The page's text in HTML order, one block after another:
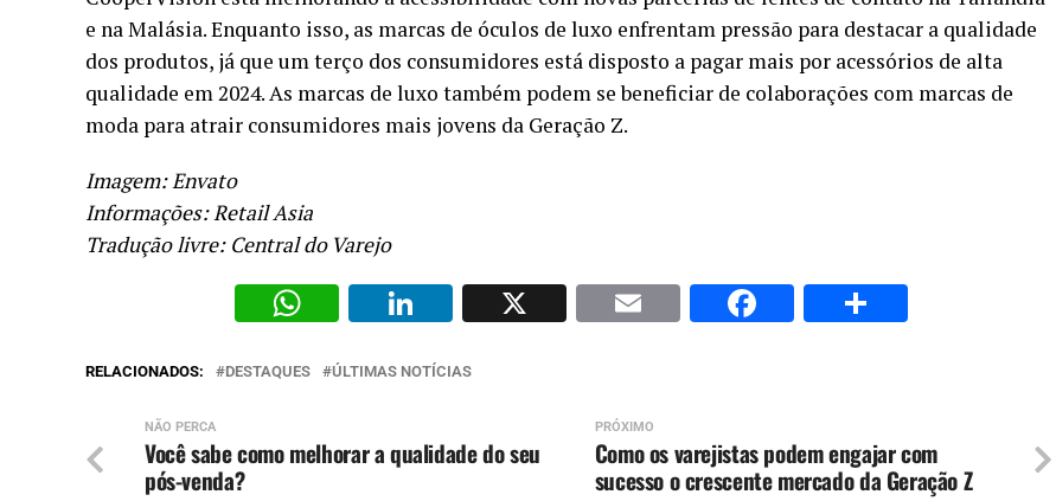
e na Malásia. Enquanto isso, as marcas de óculos de luxo enfrentam pressão para destacar a qualidade
dos produtos, já que um terço dos consumidores está disposto a pagar mais por acessórios de alta
qualidade em 2024. As marcas de luxo também podem se beneficiar de colaborações com marcas de
moda para atrair consumidores mais jovens da Geração Z.
Imagem: Envato
Informações: Retail Asia
Tradução livre: Central do Varejo
WhatsAppLinkedIn
X Email Facebook
RELACIONADOS: DESTAQUES ÚLTIMAS NOTÍCIAS
PRÓXIMO
Como os varejistas podem engajar com
sucesso o crescente mercado da Geração Z
NÃO PERCA
Você sabe como melhorar a qualidade do seu
pós-venda?